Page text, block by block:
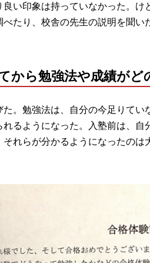
良い印象は持っていなかった。
べたり、校舎の先生の説明を聞
から勉強法や成績がど
た。勉強法は、自分の今足りて
れるようになった。入塾前は、
れらが分かるようになったのは